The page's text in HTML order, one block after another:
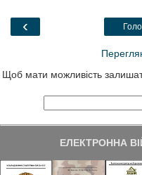
o
a
‹
Щоб мати можливість
ЕЛЕКТРОННА